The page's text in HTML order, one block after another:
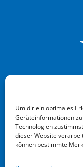
Um dir ein optimales
Geräteinformationen
Technologien
dieser Website
können bestimmte